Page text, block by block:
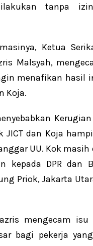
tanpa
Ketua
Malsyah,
menafikan hasil
Koja.
JICT dan Koja
UU. Kok masih
kepada DPR dan
Priok, Jakarta
mengecam isu
bagi pekerja